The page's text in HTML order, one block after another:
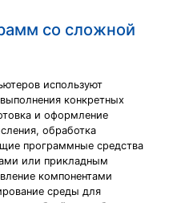
со сложной
используют
конкретных
и оформление
обработка
программные средства
или прикладным
компонентами
среды для